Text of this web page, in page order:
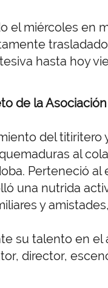
el miércoles en
hasta hoy
de la
del titiritero
al
Perteneció
una nutrida
y
su talento en el
director,